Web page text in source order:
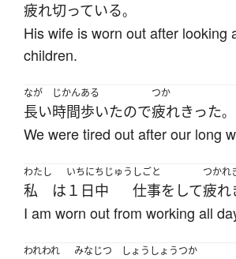
疲れ切っている。
His wife is worn out after looking
children.
なが
長い
じかん
時間
ある
歩いたので
つか
疲れきった。
We were tired out after our long
わたし
私 は
いちにちじゅう
１日中
しごと
仕事を して
つかれ
疲れ
I am worn out from working all
われわれ
みなじつ しょうしょうつか